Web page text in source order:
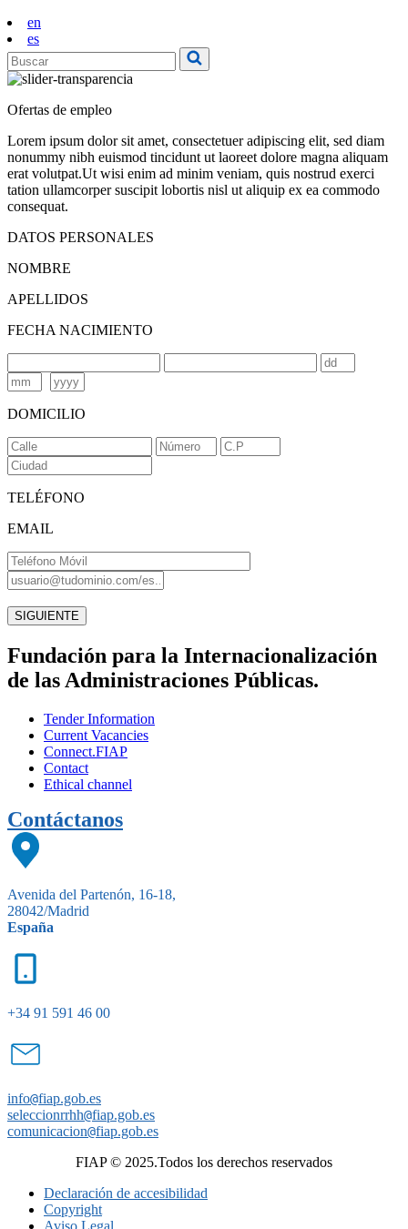
en
es
Ofertas de empleo
Lorem ipsum dolor sit amet, consectetuer adipiscing elit, sed diam
nonummy nibh euismod tincidunt ut laoreet dolore magna aliquam
erat volutpat.Ut wisi enim ad minim veniam, quis nostrud exerci
tation ullamcorper suscipit lobortis nisl ut aliquip ex ea commodo
consequat.
DATOS PERSONALES
NOMBRE
APELLIDOS
FECHA NACIMIENTO
DOMICILIO
TELÉFONO
EMAIL
Fundación para la Internacionalización
de las Administraciones Públicas.
Tender Information
Current Vacancies
Connect.FIAP
Contact
Ethical channel
Contáctanos
Avenida del Partenón, 16-18,
28042/Madrid
España
+34 91 591 46 00
info@fiap.gob.es
seleccionrrhh@fiap.gob.es
comunicacion@fiap.gob.es
FIAP © 2025.Todos los derechos reservados
Declaración de accesibilidad
Copyright
Aviso Legal